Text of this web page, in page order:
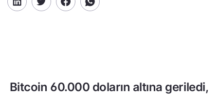
Bitcoin 60.000 doların altına geriledi,